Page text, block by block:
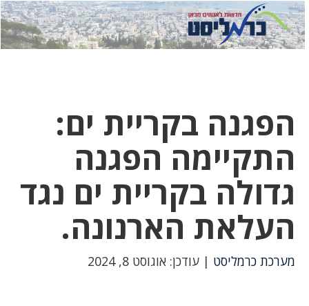
לחץ
כאן
לחץ
כדי
הפגנה בקריית ים:
התקיימה הפגנה
גדולה בקריית ים נגד
העלאת הארנונה.
מערכת כרמליסט | עודכן: אוגוסט 8, 2024